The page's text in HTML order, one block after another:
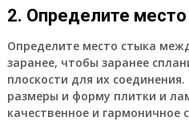
2. Определите
Определите место стыка
заранее, чтобы заранее
плоскости для их
размеры и форму плитки и
качественное и гармоничное